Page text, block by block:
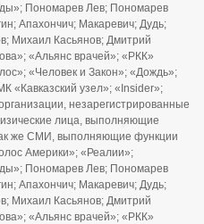
Пономарев Лев; Пономарев
Апахончич; Макаревич; Дудь;
Михаил Касьянов; Дмитрий
«Альянс врачей»; «РКК»
«Человек и Закон»; «Дождь»;
«Кавказский узел»; «Insider»;
незарегистрированные
лица, выполняющие
же СМИ, выполняющие функции
Америки»; «Реалии»;
Пономарев Лев; Пономарев
Апахончич; Макаревич; Дудь;
Михаил Касьянов; Дмитрий
«Альянс врачей»; «РКК»